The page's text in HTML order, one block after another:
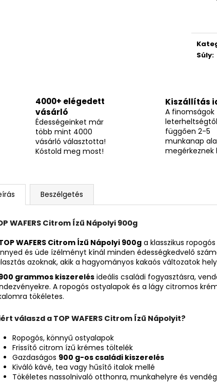
Súly:
4000+ elégedett
vásárló
Édességeinket már
több mint 4000
vásárló választotta!
Kóstold meg most!
Kiszállítás
A finomságok
leterheltségtől
függően 2-5
munkanap
megérkeznek
Beszélgetés
WAFERS Citrom Ízű Nápolyi 900g
WAFERS Citrom Ízű Nápolyi 900ga klasszikus
és üde ízélményt kínál minden édességkedvelő
azoknak, akik a hagyományos kakaós változatok
grammos kiszerelésideális családi fogyasztásra,
A ropogós ostyalapok és a lágy citromos
tökéletes.
válaszd a TOP WAFERS Citrom Ízű Nápolyit?
Ropogós, könnyű ostyalapok
Frissítő citrom ízű krémes töltelék
Gazdaságos 900 g-os családi kiszerelés
Kiváló kávé, tea vagy hűsítő italok mellé
Tökéletes nassolnivaló otthonra, munkahelyre és
TOP WAFERS